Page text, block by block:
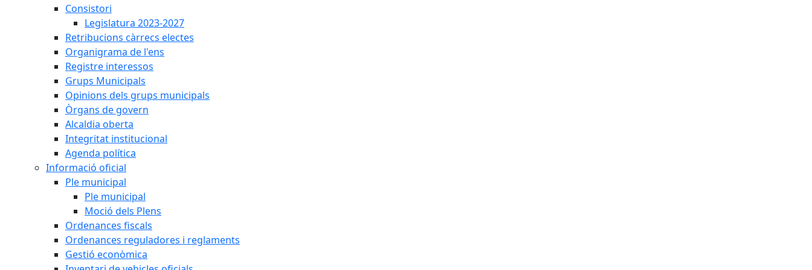
Consistori
Legislatura 2023-2027
Retribucions càrrecs electes
Organigrama de l'ens
Registre interessos
Grups Municipals
Opinions dels grups municipals
Òrgans de govern
Alcaldia oberta
Integritat institucional
Agenda política
Informació oficial
Ple municipal
Ple municipal
Moció dels Plens
Ordenances fiscals
Ordenances reguladores i reglaments
Gestió econòmica